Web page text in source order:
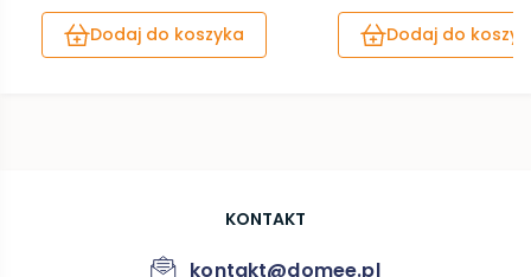
Dodaj do koszyka
Dodaj do
KONTAKT
kontakt@domee.pl